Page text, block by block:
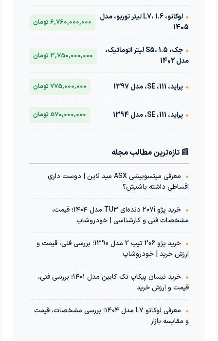
•
لوکانو، L7، 1.6 لیتر توربو، مدل
1405
6,760,000,000 تومان
•
جک، S5، 1.5 لیتر اتوماتیک،
مدل 1402
3,750,000,000 تومان
• پراید، 111، SE، مدل 1397 775,000,000 تومان
• پراید، 111، SE، مدل 1394 570,000,000 تومان
📰 تازه‌ترین مطالب مجله
•
معرفی میتسوبیشی ASX مید لاین | دوست داری
اقساطی داشته باشیش؟
•
خرید پژو 207i دنده‌ای TU3 مدل ۱۴۰۴؛ قیمت،
مشخصات فنی و کارشناسی | خودروشاپ
•
خرید پژو 206 تیپ 2 مدل 1390؛ بررسی فنی، قیمت و
ارزش خرید | خودروشاپ
•
خرید نیسان پیکاپ تک کابین مدل ۱۴۰۱؛ بررسی فنی،
قیمت و ارزش خرید
•
معرفی لوکانو L7 مدل ۱۴۰۴؛ بررسی مشخصات، قیمت
و مقایسه بازار